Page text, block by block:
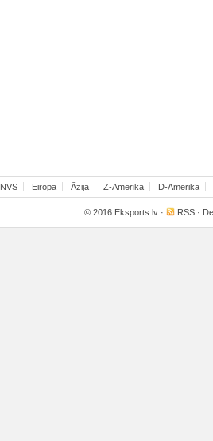
NVS Eiropa Āzija Z-Amerika D-Amerika
© 2016 Eksports.lv · RSS ·